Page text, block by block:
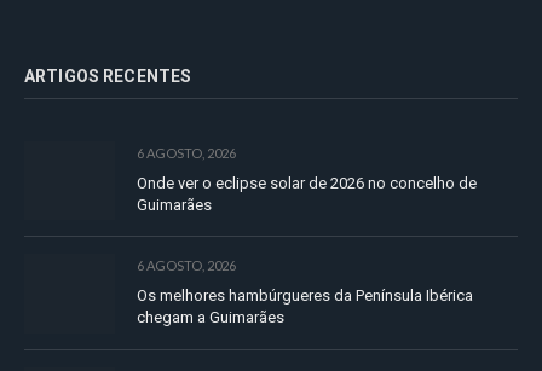
ARTIGOS RECENTES
6 AGOSTO, 2026
Onde ver o eclipse solar de 2026 no concelho de
Guimarães
6 AGOSTO, 2026
Os melhores hambúrgueres da Península Ibérica
chegam a Guimarães